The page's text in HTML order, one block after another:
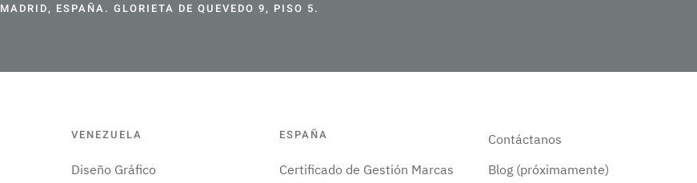
MADRID, ESPAÑA. GLORIETA DE QUEVEDO 9, PISO 5.
VENEZUELA
Diseño Gráfico
ESPAÑA
Certificado de Gestión Marcas
Contáctanos
Blog (próximamente)